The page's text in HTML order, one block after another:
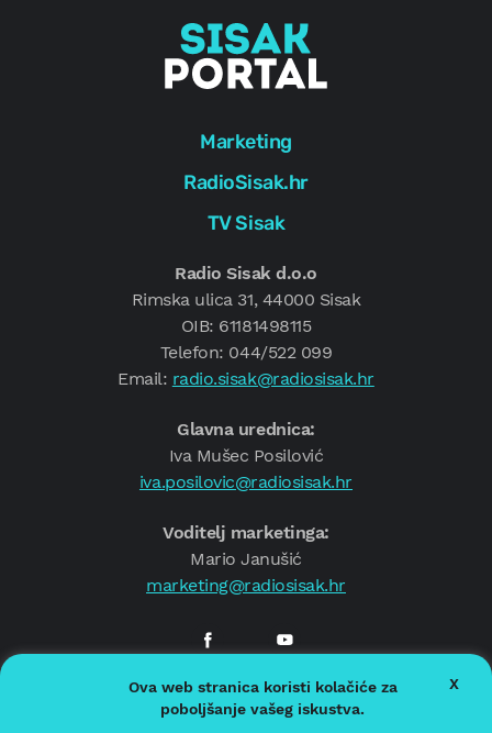
Marketing
RadioSisak.hr
TV Sisak
Radio Sisak d.o.o
Rimska ulica 31, 44000 Sisak
OIB: 61181498115
Telefon: 044/522 099
Email: radio.sisak@radiosisak.hr
Glavna urednica:
Iva Mušec Posilović
iva.posilovic@radiosisak.hr
Voditelj marketinga:
Mario Janušić
marketing@radiosisak.hr
© 2026.Radio Sisak
Politika privatnosti
Ova web stranica koristi kolačiće za
poboljšanje vašeg iskustva.
X